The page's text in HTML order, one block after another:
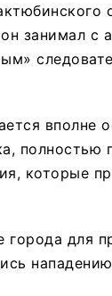
занимал с
вполне
полностью
которые
города для